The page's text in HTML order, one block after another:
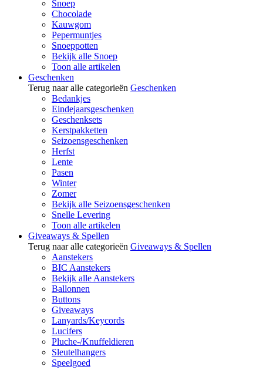
Snoep
Chocolade
Kauwgom
Pepermuntjes
Snoeppotten
Bekijk alle Snoep
Toon alle artikelen
Geschenken
Terug naar alle categorieën Geschenken
Bedankjes
Eindejaarsgeschenken
Geschenksets
Kerstpakketten
Seizoensgeschenken
Herfst
Lente
Pasen
Winter
Zomer
Bekijk alle Seizoensgeschenken
Snelle Levering
Toon alle artikelen
Giveaways & Spellen
Terug naar alle categorieën Giveaways & Spellen
Aanstekers
BIC Aanstekers
Bekijk alle Aanstekers
Ballonnen
Buttons
Giveaways
Lanyards/Keycords
Lucifers
Pluche-/Knuffeldieren
Sleutelhangers
Speelgoed